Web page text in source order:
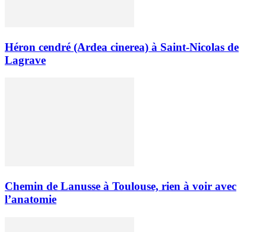
Héron cendré (Ardea cinerea) à Saint-Nicolas de
Lagrave
Chemin de Lanusse à Toulouse, rien à voir avec
l’anatomie